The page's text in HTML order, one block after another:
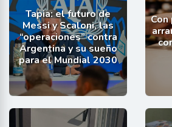
Tapia: el futuro de
Messi y Scaloni, las
“operaciones” contra
Argentina y su sueño
para el Mundial 2030